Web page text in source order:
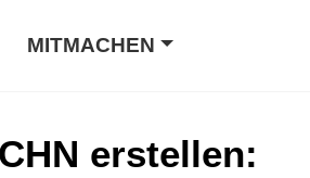
MITMACHEN
erstellen: